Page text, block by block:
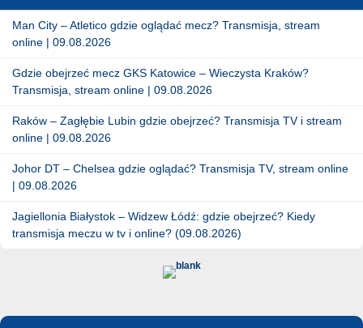
Man City – Atletico gdzie oglądać mecz? Transmisja, stream
online | 09.08.2026
Gdzie obejrzeć mecz GKS Katowice – Wieczysta Kraków?
Transmisja, stream online | 09.08.2026
Raków – Zagłębie Lubin gdzie obejrzeć? Transmisja TV i stream
online | 09.08.2026
Johor DT – Chelsea gdzie oglądać? Transmisja TV, stream online
| 09.08.2026
Jagiellonia Białystok – Widzew Łódź: gdzie obejrzeć? Kiedy
transmisja meczu w tv i online? (09.08.2026)